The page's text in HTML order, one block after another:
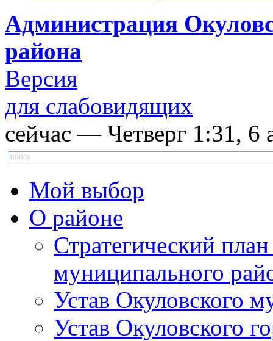
Администрация
района
Версия
для слабовидящих
сейчас — Четверг 1:31, 6
Мой выбор
О районе
Стратегический
муниципального
Устав Окуловского
Устав Окуловского